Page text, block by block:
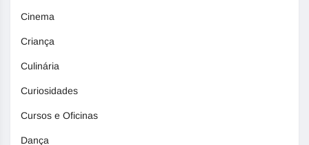
Cinema
Criança
Culinária
Curiosidades
Cursos e Oficinas
Dança